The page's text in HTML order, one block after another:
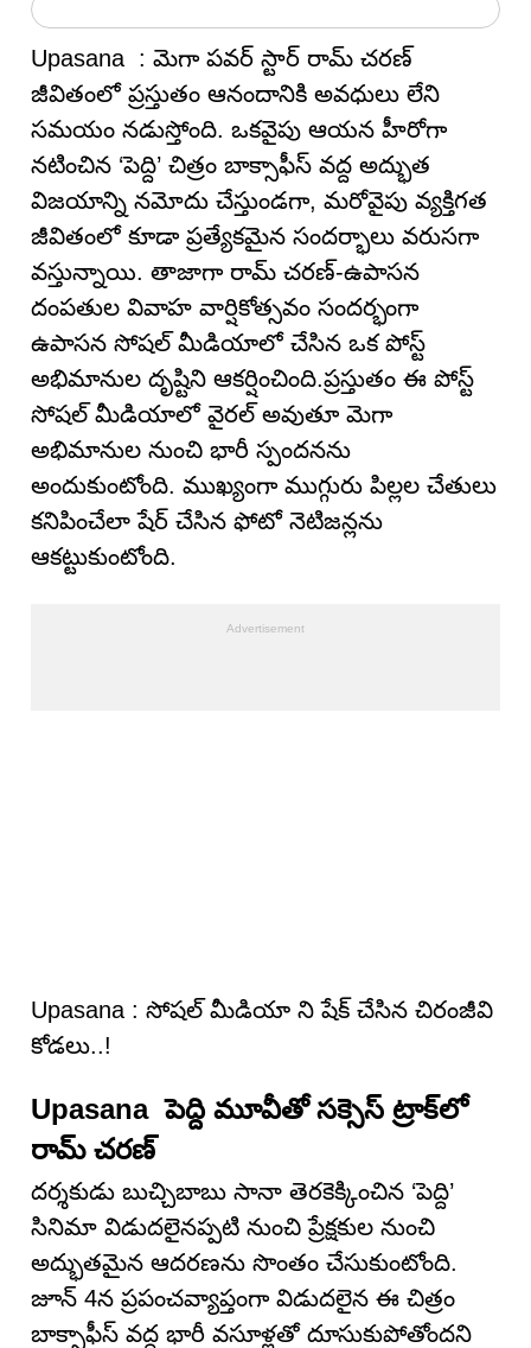
Upasana : మెగా పవర్ స్టార్ రామ్ చరణ్
జీవితంలో ప్రస్తుతం ఆనందానికి అవధులు లేని
సమయం నడుస్తోంది. ఒకవైపు ఆయన హీరోగా
నటించిన ‘పెద్ది’ చిత్రం బాక్సాఫీస్ వద్ద అద్భుత
విజయాన్ని నమోదు చేస్తుండగా, మరోవైపు వ్యక్తిగత
జీవితంలో కూడా ప్రత్యేకమైన సందర్భాలు వరుసగా
వస్తున్నాయి. తాజాగా రామ్ చరణ్-ఉపాసన
దంపతుల వివాహ వార్షికోత్సవం సందర్భంగా
ఉపాసన సోషల్ మీడియాలో చేసిన ఒక పోస్ట్
అభిమానుల దృష్టిని ఆకర్షించింది.ప్రస్తుతం ఈ పోస్ట్
సోషల్ మీడియాలో వైరల్ అవుతూ మెగా
అభిమానుల నుంచి భారీ స్పందనను
అందుకుంటోంది. ముఖ్యంగా ముగ్గురు పిల్లల చేతులు
కనిపించేలా షేర్ చేసిన ఫోటో నెటిజన్లను
ఆకట్టుకుంటోంది.
Upasana : సోషల్ మీడియా ని షేక్ చేసిన చిరంజీవి
కోడలు..!
Upasana పెద్ది మూవీతో సక్సెస్ ట్రాక్‌లో
రామ్ చరణ్
దర్శకుడు బుచ్చిబాబు సానా తెరకెక్కించిన ‘పెద్ది’
సినిమా విడుదలైనప్పటి నుంచి ప్రేక్షకుల నుంచి
అద్భుతమైన ఆదరణను సొంతం చేసుకుంటోంది.
జూన్ 4న ప్రపంచవ్యాప్తంగా విడుదలైన ఈ చిత్రం
బాక్సాఫీస్ వద్ద భారీ వసూళ్లతో దూసుకుపోతోందని